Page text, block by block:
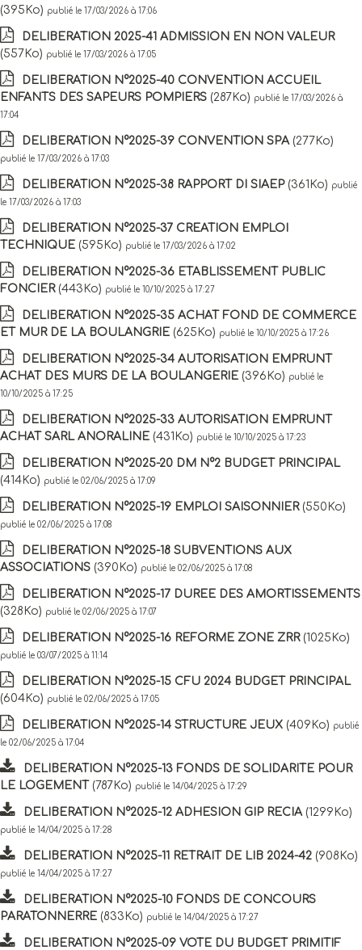
(395Ko) publié le 17/03/2026 à 17:06
DELIBERATION 2025-41 ADMISSION EN NON VALEUR
(557Ko) publié le 17/03/2026 à 17:05
DELIBERATION N°2025-40 CONVENTION ACCUEIL
ENFANTS DES SAPEURS POMPIERS (287Ko) publié le 17/03/2026 à
17:04
DELIBERATION N°2025-39 CONVENTION SPA (277Ko)
publié le 17/03/2026 à 17:03
DELIBERATION N°2025-38 RAPPORT DI SIAEP(361Ko) publié
le 17/03/2026 à 17:03
DELIBERATION N°2025-37 CREATION EMPLOI
TECHNIQUE (595Ko) publié le 17/03/2026 à 17:02
DELIBERATION N°2025-36 ETABLISSEMENT PUBLIC
FONCIER(443Ko) publié le 10/10/2025 à 17:27
DELIBERATION N°2025-35 ACHAT FOND DE COMMERCE
ET MUR DE LA BOULANGRIE (625Ko) publié le 10/10/2025 à 17:26
DELIBERATION N°2025-34 AUTORISATION EMPRUNT
ACHAT DES MURS DE LA BOULANGERIE (396Ko) publié le
10/10/2025 à 17:25
DELIBERATION N°2025-33 AUTORISATION EMPRUNT
ACHAT SARL ANORALINE (431Ko) publié le 10/10/2025 à 17:23
DELIBERATION N°2025-20 DM N°2 BUDGET PRINCIPAL
(414Ko) publié le 02/06/2025 à 17:09
DELIBERATION N°2025-19 EMPLOI SAISONNIER(550Ko)
publié le 02/06/2025 à 17:08
DELIBERATION N°2025-18 SUBVENTIONS AUX
ASSOCIATIONS (390Ko) publié le 02/06/2025 à 17:08
DELIBERATION N°2025-17 DUREE DES AMORTISSEMENTS
(328Ko) publié le 02/06/2025 à 17:07
DELIBERATION N°2025-16 REFORME ZONE ZRR(1025Ko)
publié le 03/07/2025 à 11:14
DELIBERATION N°2025-15 CFU 2024 BUDGET PRINCIPAL
(604Ko) publié le 02/06/2025 à 17:05
DELIBERATION N°2025-14 STRUCTURE JEUX (409Ko) publié
le 02/06/2025 à 17:04
DELIBERATION N°2025-13 FONDS DE SOLIDARITE POUR
LE LOGEMENT(787Ko) publié le 14/04/2025 à 17:29
DELIBERATION N°2025-12 ADHESION GIP RECIA (1299Ko)
publié le 14/04/2025 à 17:28
DELIBERATION N°2025-11 RETRAIT DE LIB 2024-42 (908Ko)
publié le 14/04/2025 à 17:27
DELIBERATION N°2025-10 FONDS DE CONCOURS
PARATONNERRE (833Ko) publié le 14/04/2025 à 17:27
DELIBERATION N°2025-09 VOTE DU BUDGET PRIMITIF